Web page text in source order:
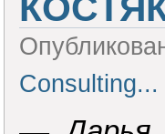
Consulting...